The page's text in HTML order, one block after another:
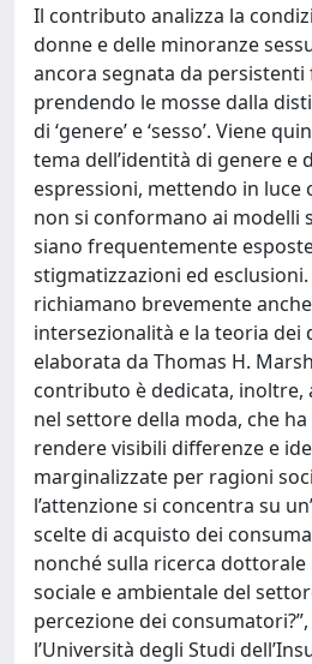
Il contributo analizza la
donne e delle minoranze
ancora segnata da
prendendo le mosse dalla
di ‘genere’ e ‘sesso’. Viene
tema dell’identità di genere e
espressioni, mettendo in luce
non si conformano ai modelli
siano frequentemente
stigmatizzazioni ed
richiamano brevemente
intersezionalità e la teoria
elaborata da Thomas H.
contributo è dedicata, inoltre,
nel settore della moda, che
rendere visibili differenze e
marginalizzate per ragioni
l’attenzione si concentra su
scelte di acquisto dei
nonché sulla ricerca dottorale
sociale e ambientale del
percezione dei
l’Università degli Studi